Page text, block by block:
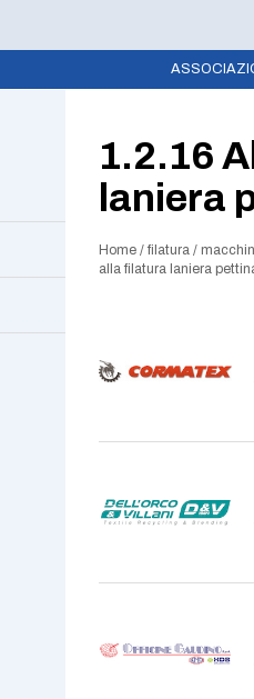
1.2.16
laniera
Home / filatura /
alla filatura laniera